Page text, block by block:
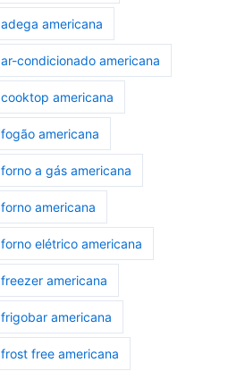
americana
condicionado americana
americana
americana
a gás americana
americana
elétrico americana
americana
americana
free americana